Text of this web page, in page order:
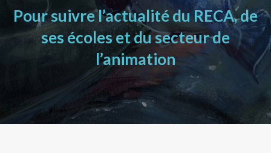
Pour suivre l’actualité du RECA, de
ses écoles et du secteur de
l’animation